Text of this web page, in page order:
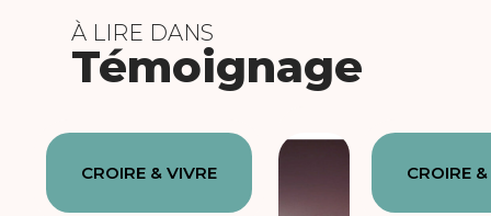
À LIRE DANS
Témoignage
CROIRE & VIVRE CROIRE